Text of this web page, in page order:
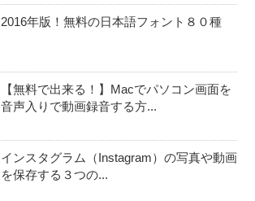
2016年版！無料の日本語フォント８０種
【無料で出来る！】Macでパソコン画面を
音声入りで動画録音する方...
インスタグラム（Instagram）の写真や動画
を保存する３つの...